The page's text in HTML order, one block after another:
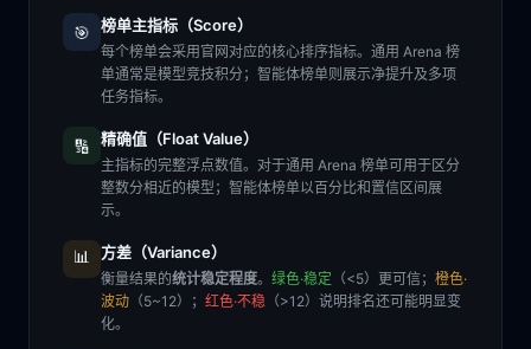
🎯 榜单主指标（Score）
每个榜单会采用官网对应的核心排序指标。通用 Arena 榜
单通常是模型竞技积分；智能体榜单则展示净提升及多项
任务指标。
🔢 精确值（Float Value）
主指标的完整浮点数值。对于通用 Arena 榜单可用于区分
整数分相近的模型；智能体榜单以百分比和置信区间展
示。
📊 方差（Variance）
衡量结果的统计稳定程度。 绿色·稳定 （<5）更可信； 橙色·
波动 （5~12）； 红色·不稳 （>12）说明排名还可能明显变
化。